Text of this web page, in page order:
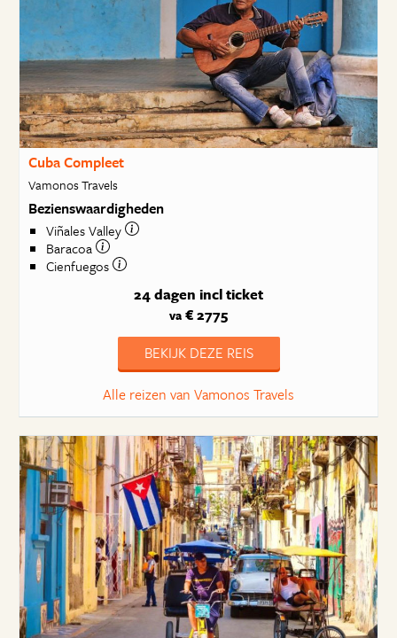
Cuba Compleet
Vamonos Travels
Bezienswaardigheden
Viñales Valley
Baracoa
Cienfuegos
24 dagen incl ticket
va € 2775
BEKIJK DEZE REIS
Alle reizen van Vamonos Travels